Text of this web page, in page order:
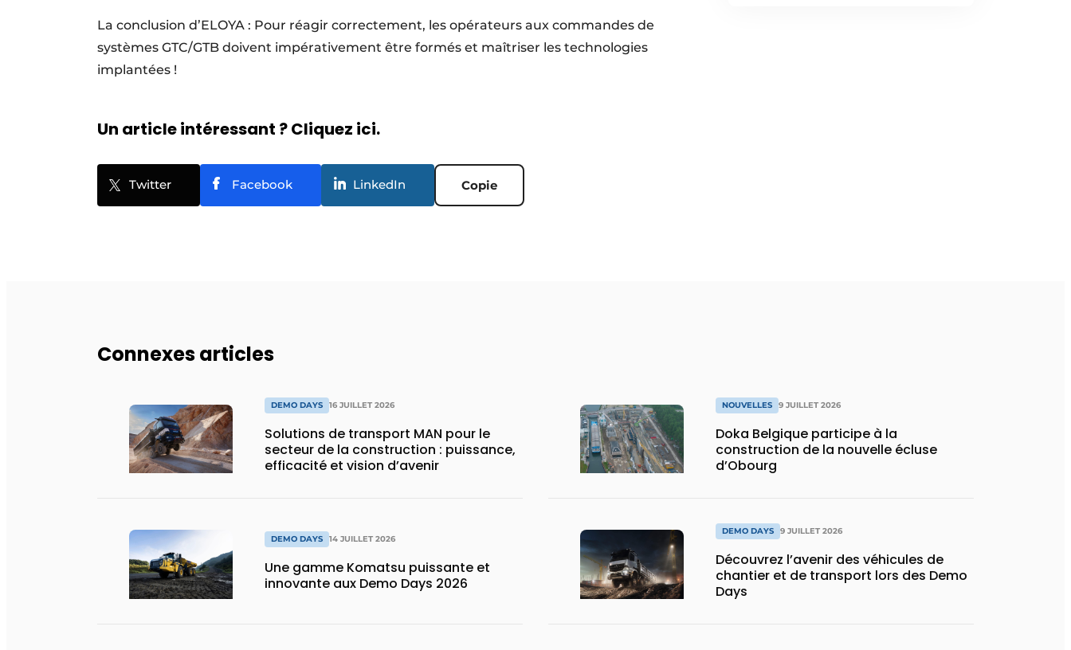
La conclusion d’ELOYA : Pour réagir correctement, les opérateurs aux commandes de
systèmes GTC/GTB doivent impérativement être formés et maîtriser les technologies
implantées !
Un article intéressant ? Cliquez ici.
Twitter Facebook LinkedIn Copie
Connexes articles
DEMO DAYS 16 JUILLET 2026
Solutions de transport MAN pour le
secteur de la construction : puissance,
efficacité et vision d’avenir
DEMO DAYS 14 JUILLET 2026
Une gamme Komatsu puissante et
innovante aux Demo Days 2026
NOUVELLES 9 JUILLET 2026
Doka Belgique participe à la
construction de la nouvelle écluse
d’Obourg
DEMO DAYS 9 JUILLET 2026
Découvrez l’avenir des véhicules de
chantier et de transport lors des Demo
Days